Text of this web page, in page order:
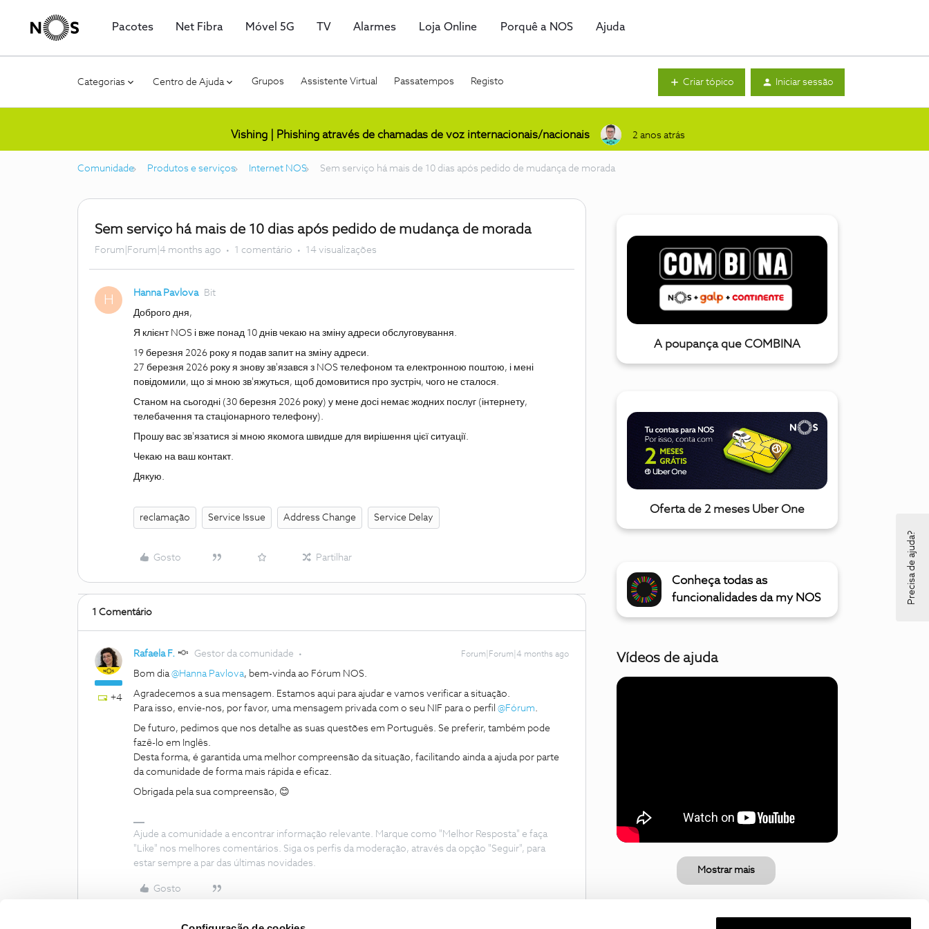
Pacotes Net Fibra Móvel 5G TV Alarmes Loja Online Porquê a NOS Ajuda
Categorias Centro de Ajuda Grupos Assistente Virtual Passatempos Registo Criar tópico Iniciar sessão
Vishing | Phishing através de chamadas de voz internacionais/nacionais 2 anos atrás
Comunidade Produtos e serviços Internet NOS Sem serviço há mais de 10 dias após pedido de mudança de morada
Sem serviço há mais de 10 dias após pedido de mudança de morada
Forum|Forum|4 months ago 1 comentário 14 visualizações
H Hanna Pavlova Bit
Доброго дня,
Я клієнт NOS і вже понад 10 днів чекаю на зміну адреси обслуговування.
19 березня 2026 року я подав запит на зміну адреси.
27 березня 2026 року я знову зв'язався з NOS телефоном та електронною поштою, і мені
повідомили, що зі мною зв'яжуться, щоб домовитися про зустріч, чого не сталося.
Станом на сьогодні (30 березня 2026 року) у мене досі немає жодних послуг (інтернету,
телебачення та стаціонарного телефону).
Прошу вас зв'язатися зі мною якомога швидше для вирішення цієї ситуації.
Чекаю на ваш контакт.
Дякую.
reclamação Service Issue Address Change Service Delay
Gosto Partilhar
1 Comentário
+4
Rafaela F. Gestor da comunidade Forum|Forum|4 months ago
Bom dia ​@Hanna Pavlova, bem-vinda ao Fórum NOS.
Agradecemos a sua mensagem. Estamos aqui para ajudar e vamos verificar a situação.
Para isso, envie-nos, por favor, uma mensagem privada com o seu NIF para o perfil ​ @Fórum.
De futuro, pedimos que nos detalhe as suas questões em Português. Se preferir, também pode
fazê-lo em Inglês.
Desta forma, é garantida uma melhor compreensão da situação, facilitando ainda a ajuda por parte
da comunidade de forma mais rápida e eficaz.
Obrigada pela sua compreensão, 😊
Ajude a comunidade a encontrar informação relevante. Marque como "Melhor Resposta" e faça
"Like" nos melhores comentários. Siga os perfis da moderação, através da opção "Seguir", para
estar sempre a par das últimas novidades.
Gosto
A poupança que COMBINA
Oferta de 2 meses Uber One
Conheça todas as
funcionalidades da my NOS
Vídeos de ajuda
Mostrar mais
Precisa de ajuda?